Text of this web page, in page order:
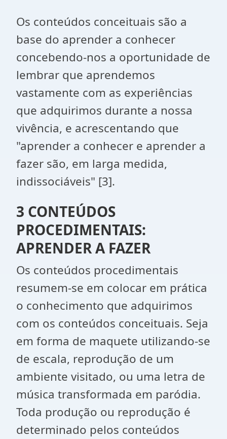
Os conteúdos conceituais são a
base do aprender a conhecer
concebendo-nos a oportunidade de
lembrar que aprendemos
vastamente com as experiências
que adquirimos durante a nossa
vivência, e acrescentando que
"aprender a conhecer e aprender a
fazer são, em larga medida,
indissociáveis" [3].
3 CONTEÚDOS
PROCEDIMENTAIS:
APRENDER A FAZER
Os conteúdos procedimentais
resumem-se em colocar em prática
o conhecimento que adquirimos
com os conteúdos conceituais. Seja
em forma de maquete utilizando-se
de escala, reprodução de um
ambiente visitado, ou uma letra de
música transformada em paródia.
Toda produção ou reprodução é
determinado pelos conteúdos